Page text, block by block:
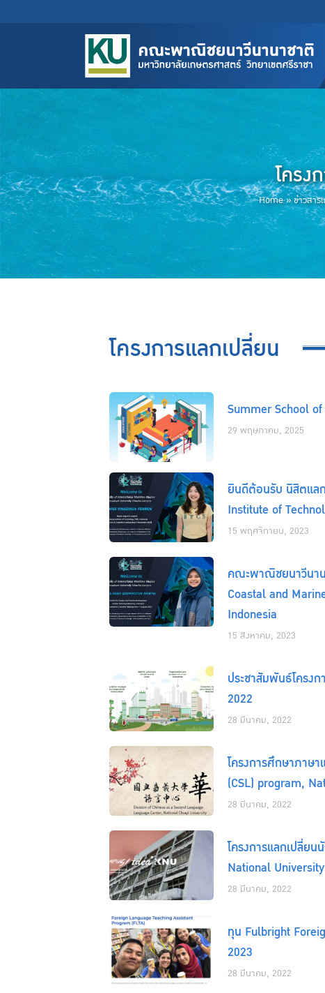
โครง
Home» ข่าวสาร
โครงการแลกเปลี่ยน
Summer School
29 พฤษภาคม, 2025
ยินดีต้อนรับ นิสิตแล
Institute of
15 พฤศจิกายน, 2023
คณะพาณิชยนาวีนา
Coastal and
Indonesia
15 สิงหาคม, 2023
ประชาสัมพันธ์โครง
2022
28 มีนาคม, 2022
โครงการศึกษาภาษ
(CSL) program,
28 มีนาคม, 2022
โครงการแลกเปลี่ย
National
28 มีนาคม, 2022
ทุน Fulbright
2023
28 มีนาคม, 2022